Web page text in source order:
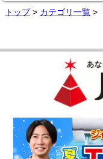
トップ> カテゴリ一覧 >